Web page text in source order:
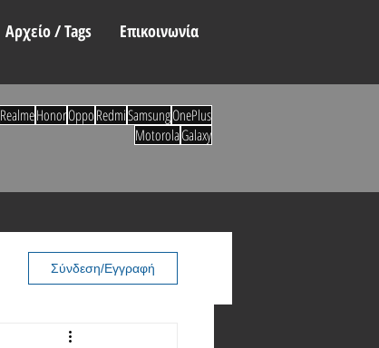
Αρχείο / Tags Επικοινωνία
Σύνδεση/Εγγραφή
RealmeHonorOppoRedmiSamsungOnePlus
MotorolaGalaxy